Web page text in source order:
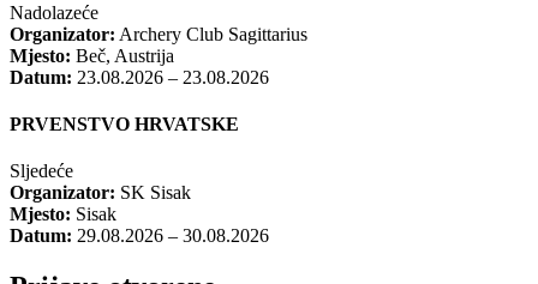
Nadolazeće
Organizator: Archery Club Sagittarius
Mjesto: Beč, Austrija
Datum: 23.08.2026 – 23.08.2026
PRVENSTVO HRVATSKE
Sljedeće
Organizator: SK Sisak
Mjesto: Sisak
Datum: 29.08.2026 – 30.08.2026